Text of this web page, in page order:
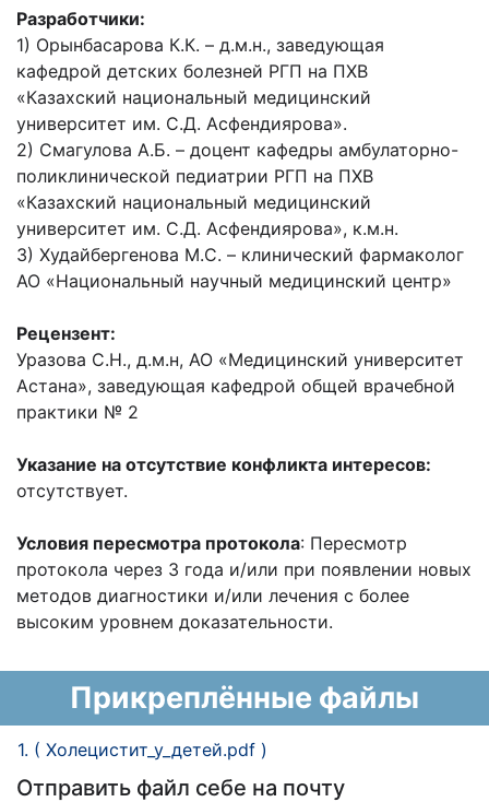
Разработчики:
1) Орынбасарова К.К. – д.м.н., заведующая
кафедрой детских болезней РГП на ПХВ
«Казахский национальный медицинский
университет им. С.Д. Асфендиярова».
2) Смагулова А.Б. – доцент кафедры амбулаторно-
поликлинической педиатрии РГП на ПХВ
«Казахский национальный медицинский
университет им. С.Д. Асфендиярова», к.м.н.
3) Худайбергенова М.С. – клинический фармаколог
АО «Национальный научный медицинский центр»
Рецензент:
Уразова С.Н., д.м.н, АО «Медицинский университет
Астана», заведующая кафедрой общей врачебной
практики № 2
Указание на отсутствие конфликта интересов:
отсутствует.
Условия пересмотра протокола: Пересмотр
протокола через 3 года и/или при появлении новых
методов диагностики и/или лечения с более
высоким уровнем доказательности.
Прикреплённые файлы
1. ( Холецистит_у_детей.pdf )
Отправить файл себе на почту